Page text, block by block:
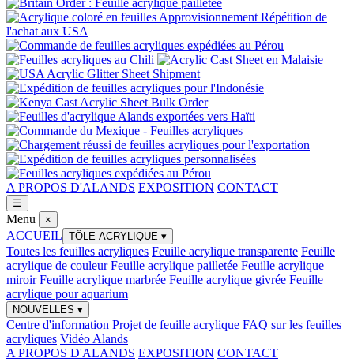
A PROPOS D'ALANDS EXPOSITION CONTACT
☰
Menu ×
ACCUEIL TÔLE ACRYLIQUE ▾
Toutes les feuilles acryliques Feuille acrylique transparente Feuille
acrylique de couleur Feuille acrylique pailletée Feuille acrylique
miroir Feuille acrylique marbrée Feuille acrylique givrée Feuille
acrylique pour aquarium
NOUVELLES ▾
Centre d'information Projet de feuille acrylique FAQ sur les feuilles
acryliques Vidéo Alands
A PROPOS D'ALANDS EXPOSITION CONTACT